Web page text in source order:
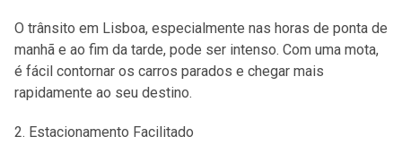
O trânsito em Lisboa, especialmente nas horas de ponta de
manhã e ao fim da tarde, pode ser intenso. Com uma mota,
é fácil contornar os carros parados e chegar mais
rapidamente ao seu destino.
Estacionamento Facilitado